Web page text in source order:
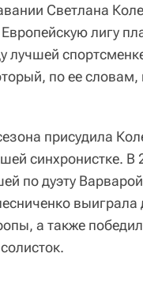
Светлана
лигу
лучшей
по ее словам,
присудила
синхронистке. В
по дуэту Варварой
выиграла
а также